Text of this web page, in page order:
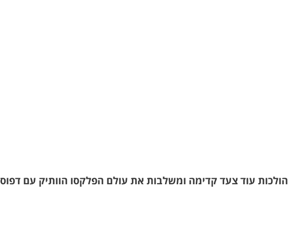
מכונות הדפוס של GALLUS הולכות עוד צעד קדימה ומשלבות את עולם הפלקסו הוותיק עם דפוס